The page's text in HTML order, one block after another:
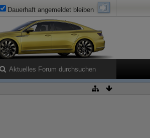
Dauerhaft angemeldet bleiben